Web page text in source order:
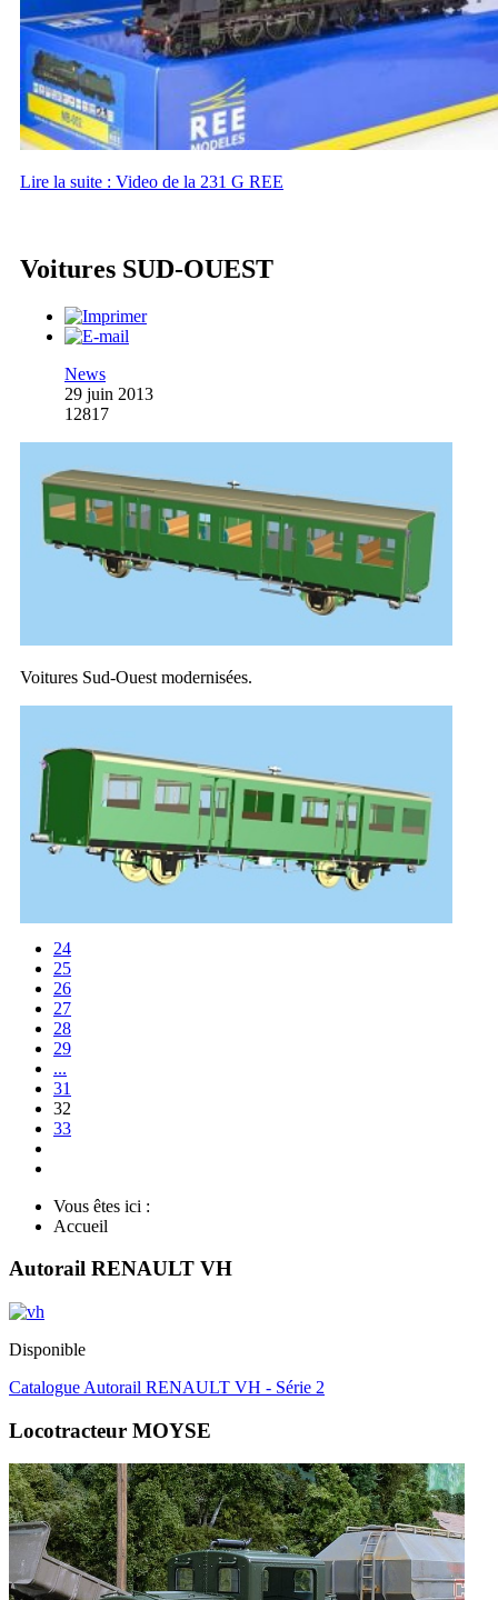
Lire la suite : Video de la 231 G REE
Voitures SUD-OUEST
News
29 juin 2013
12817
Voitures Sud-Ouest modernisées.
24
25
26
27
28
29
...
31
32
33
Vous êtes ici :
Accueil
Autorail RENAULT VH
Disponible
Catalogue Autorail RENAULT VH - Série 2
Locotracteur MOYSE